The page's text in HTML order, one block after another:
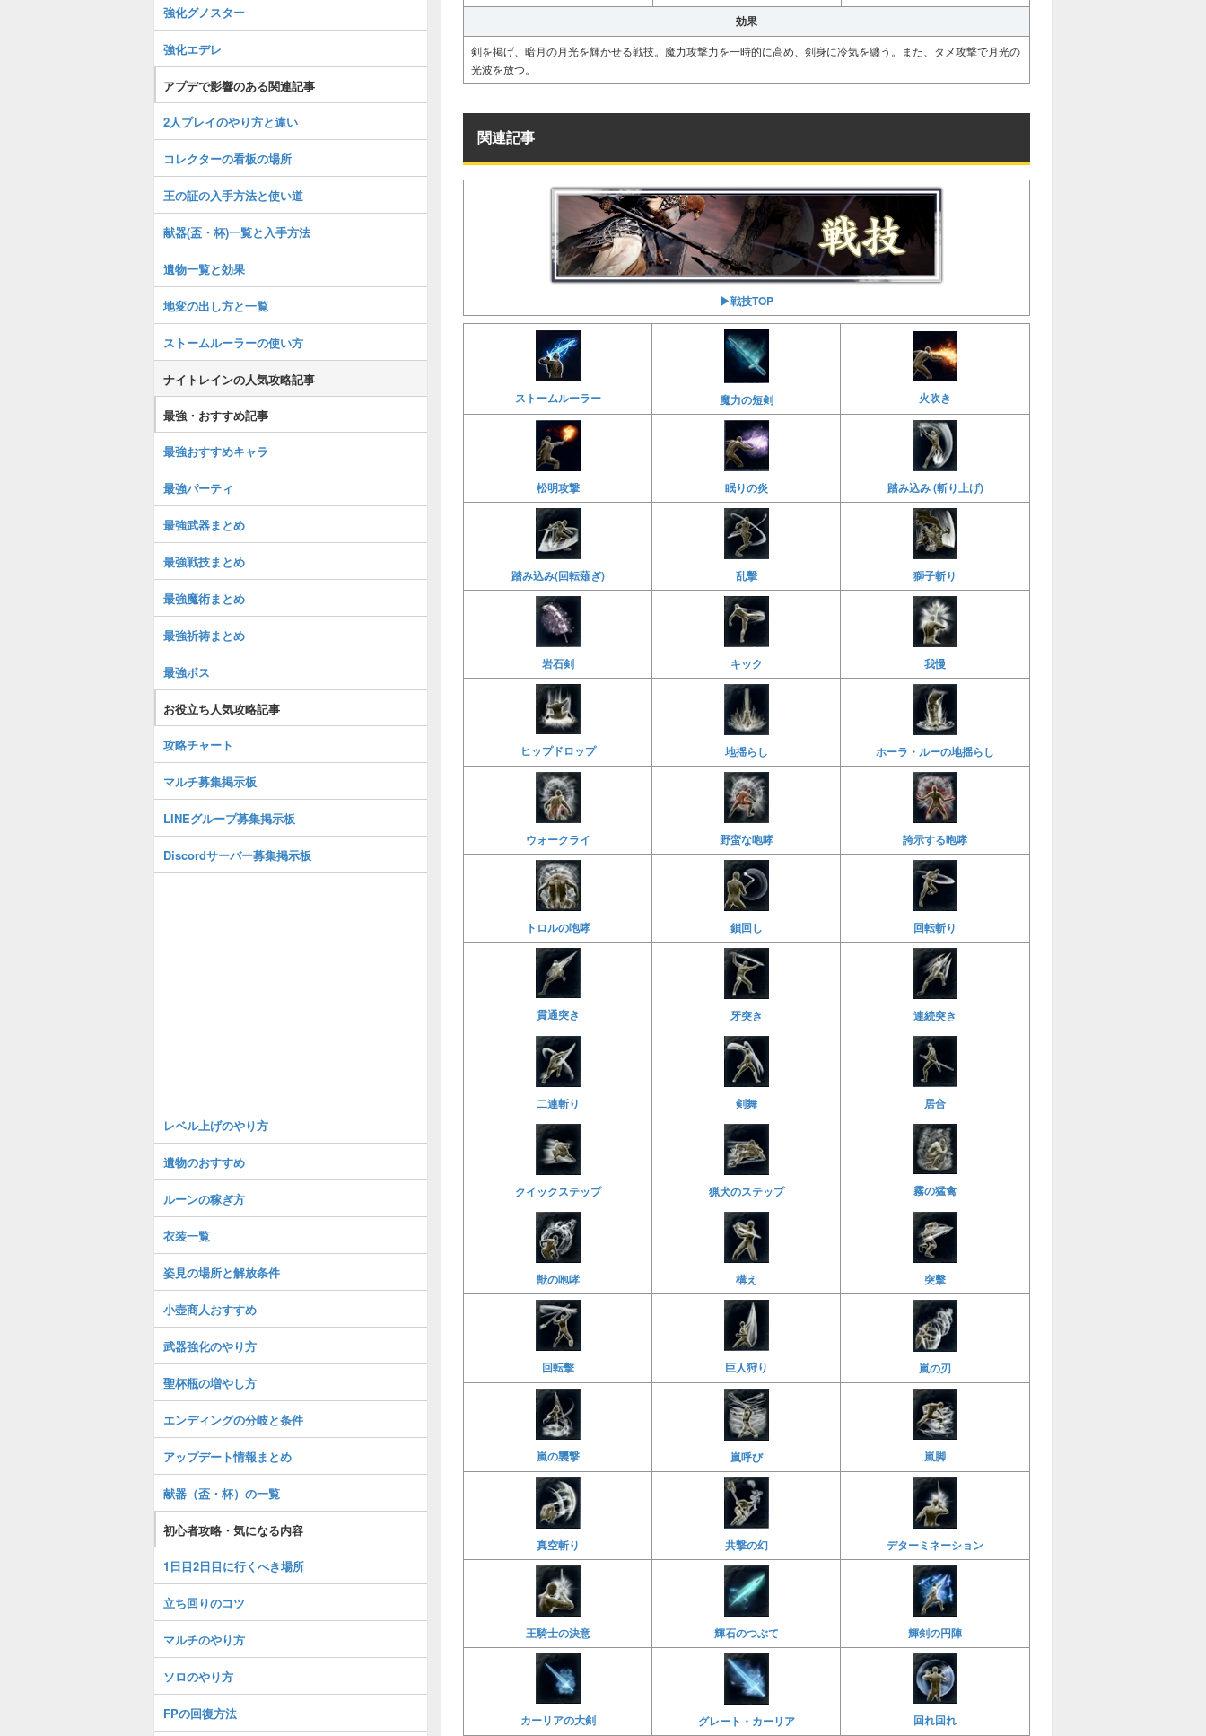
効果
剣を掲げ、暗月の月光を輝かせる戦技。魔力攻撃力を一時的に高め、剣身に冷気を纏う。また、タメ攻撃で月光の
光波を放つ。
関連記事
▶︎戦技TOP
ストームルーラー 魔力の短剣 火吹き
松明攻撃 眠りの炎 踏み込み (斬り上げ)
踏み込み(回転薙ぎ) 乱擊 獅子斬り
岩石剣 キック 我慢
ヒップドロップ 地揺らし ホーラ・ルーの地揺らし
ウォークライ 野蛮な咆哮 誇示する咆哮
トロルの咆哮 鎖回し 回転斬り
貫通突き 牙突き 連続突き
二連斬り 剣舞 居合
クイックステップ 猟犬のステップ 霧の猛禽
獣の咆哮 構え 突擊
回転擊 巨人狩り 嵐の刃
嵐の襲撃 嵐呼び 嵐脚
真空斬り 共撃の幻 デターミネーション
王騎士の決意 輝石のつぶて 輝剣の円陣
カーリアの大剣 グレート・カーリア 回れ回れ
強化グノスター
強化エデレ
アプデで影響のある関連記事
2人プレイのやり方と違い
コレクターの看板の場所
王の証の入手方法と使い道
献器(盃・杯)一覧と入手方法
遺物一覧と効果
地変の出し方と一覧
ストームルーラーの使い方
ナイトレインの人気攻略記事
最強・おすすめ記事
最強おすすめキャラ
最強パーティ
最強武器まとめ
最強戦技まとめ
最強魔術まとめ
最強祈祷まとめ
最強ボス
お役立ち人気攻略記事
攻略チャート
マルチ募集掲示板
LINEグループ募集掲示板
Discordサーバー募集掲示板
レベル上げのやり方
遺物のおすすめ
ルーンの稼ぎ方
衣装一覧
姿見の場所と解放条件
小壺商人おすすめ
武器強化のやり方
聖杯瓶の増やし方
エンディングの分岐と条件
アップデート情報まとめ
献器（盃・杯）の一覧
初心者攻略・気になる内容
1日目2日目に行くべき場所
立ち回りのコツ
マルチのやり方
ソロのやり方
FPの回復方法